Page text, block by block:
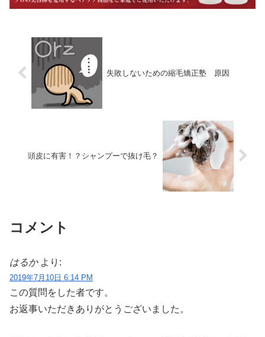
失敗しないための縮毛矯正塾 原因
頭皮に有害！？シャンプーで抜け毛？
コメント
はるか より:
2019年7月10日 6:14 PM
この質問をした者です。
お返事いただきありがとうございました。